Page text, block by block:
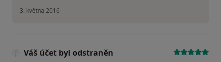
3. května 2016
Váš účet byl odstraněn